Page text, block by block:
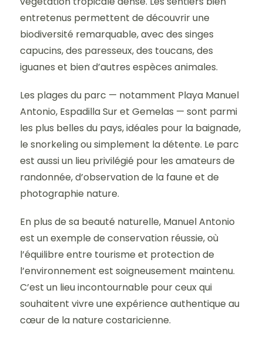
entretenus permettent de découvrir une
biodiversité remarquable, avec des singes
capucins, des paresseux, des toucans, des
iguanes et bien d’autres espèces animales.
Les plages du parc — notamment Playa Manuel
Antonio, Espadilla Sur et Gemelas — sont parmi
les plus belles du pays, idéales pour la baignade,
le snorkeling ou simplement la détente. Le parc
est aussi un lieu privilégié pour les amateurs de
randonnée, d’observation de la faune et de
photographie nature.
En plus de sa beauté naturelle, Manuel Antonio
est un exemple de conservation réussie, où
l’équilibre entre tourisme et protection de
l’environnement est soigneusement maintenu.
C’est un lieu incontournable pour ceux qui
souhaitent vivre une expérience authentique au
cœur de la nature costaricienne.